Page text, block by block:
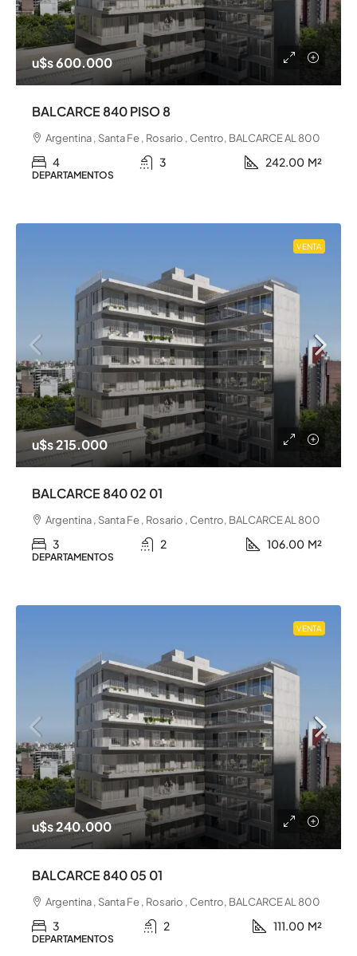
u$s 600.000
BALCARCE 840 PISO 8
Argentina , Santa Fe , Rosario , Centro, BALCARCE AL 800
4 3 242.00 M²
DEPARTAMENTOS
VENTA
u$s 215.000
BALCARCE 840 02 01
Argentina , Santa Fe , Rosario , Centro, BALCARCE AL 800
3 2 106.00 M²
DEPARTAMENTOS
VENTA
u$s 240.000
BALCARCE 840 05 01
Argentina , Santa Fe , Rosario , Centro, BALCARCE AL 800
3 2 111.00 M²
DEPARTAMENTOS